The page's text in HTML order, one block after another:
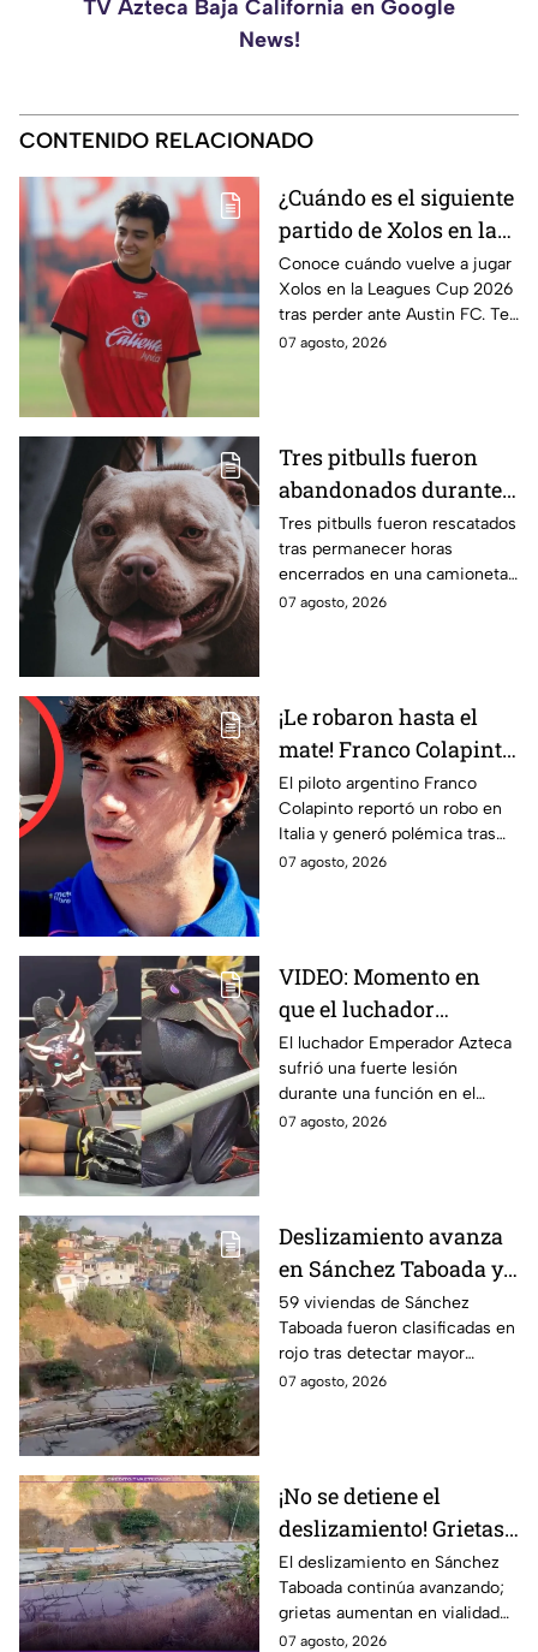
TV Azteca Baja California en Google
News!
CONTENIDO RELACIONADO
¿Cuándo es el siguiente
partido de Xolos en la
Leagues Cup 2026 tras
caer ante Austin FC?
Conoce cuándo vuelve a jugar
Xolos en la Leagues Cup 2026
tras perder ante Austin FC. Te
contamos la fecha de su
07 agosto, 2026
Tres pitbulls fueron
abandonados durante
horas dentro de una
camioneta bajo el calor
en Tijuana; así
lograron rescatarlos
Tres pitbulls fueron rescatados
tras permanecer horas
encerrados en una camioneta
bajo altas temperaturas en la
07 agosto, 2026
¡Le robaron hasta el
mate! Franco Colapinto
crea polémica al
comparar seguridad de
Italia y Argentina
El piloto argentino Franco
Colapinto reportó un robo en
Italia y generó polémica tras
comparar la seguridad europea
07 agosto, 2026
VIDEO: Momento en
que el luchador
Emperador Azteca
sufre impactante lesión
en pleno combate y sale
del ring en camilla
El luchador Emperador Azteca
sufrió una fuerte lesión
durante una función en el
Estado de México y tuvo que
07 agosto, 2026
Deslizamiento avanza
en Sánchez Taboada y
pone en riesgo a 59
viviendas; familias se
niegan a abandonar
sus hogares ⚠️
59 viviendas de Sánchez
Taboada fueron clasificadas en
rojo tras detectar mayor
avance de grietas y riesgo por
07 agosto, 2026
¡No se detiene el
deslizamiento! Grietas
en Sánchez Taboada
avanzan y aumentan
riesgo para viviendas
El deslizamiento en Sánchez
Taboada continúa avanzando;
grietas aumentan en vialidad
Erídano y elevan riesgo para
07 agosto, 2026